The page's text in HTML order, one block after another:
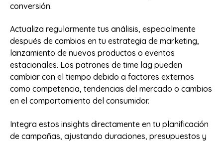
conversión.
Actualiza regularmente tus análisis, especialmente
después de cambios en tu estrategia de marketing,
lanzamiento de nuevos productos o eventos
estacionales. Los patrones de time lag pueden
cambiar con el tiempo debido a factores externos
como competencia, tendencias del mercado o cambios
en el comportamiento del consumidor.
Integra estos insights directamente en tu planificación
de campañas, ajustando duraciones, presupuestos y